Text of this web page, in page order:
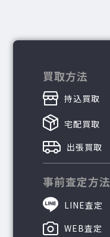
買取方法
持込買取
宅配買取
出張買取
事前査定方法
LINE査定
WEB査定